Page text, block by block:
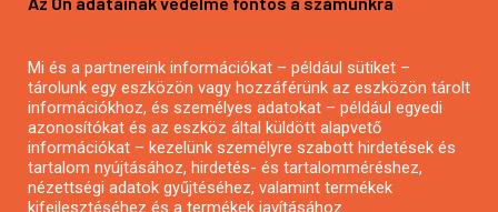
Mezőgazdasági pályázatírás
Pályázatírás civil szervezeteknek
Pályázatírás önkormányzatoknak
Pályázatfigyelés
Specifikus pályázatfigyelés vagy hírlevél
Mi és a partnereink információkat – például sütiket –
tárolunk egy eszközön vagy hozzáférünk az eszközön tárolt
információkhoz, és személyes adatokat – például egyedi
azonosítókat és az eszköz által küldött alapvető
információkat – kezelünk személyre szabott hirdetések és
tartalom nyújtásához, hirdetés- és tartalomméréshez,
nézettségi adatok gyűjtéséhez, valamint termékek
kifejlesztéséhez és a termékek javításához.